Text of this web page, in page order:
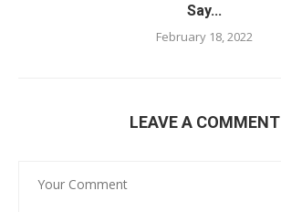
Say...
February 18, 2022
LEAVE A COMMENT